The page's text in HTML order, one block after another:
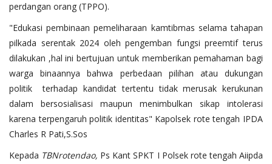
perdangan orang (TPPO).
"Edukasi pembinaan pemeliharaan kamtibmas selama tahapan
pilkada serentak 2024 oleh pengemban fungsi preemtif terus
dilakukan ,hal ini bertujuan untuk memberikan pemahaman bagi
warga binaannya bahwa perbedaan pilihan atau dukungan
politik terhadap kandidat tertentu tidak merusak kerukunan
dalam bersosialisasi maupun menimbulkan sikap intolerasi
karena terpengaruh politik identitas" Kapolsek rote tengah IPDA
Charles R Pati,S.Sos
Kepada TBNrotendao, Ps Kant SPKT I Polsek rote tengah Aiipda